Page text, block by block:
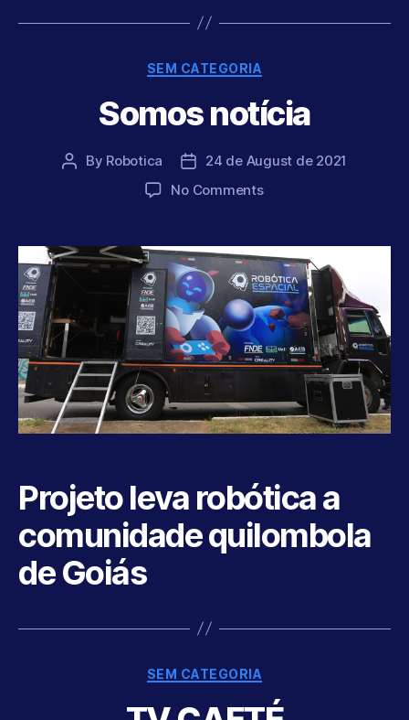
Categories
SEM CATEGORIA
Somos notícia
Post
By Robotica
Post
date
24 de August de 2021
No Commentson
Projeto leva robótica a
comunidade quilombola
de Goiás
Categories
SEM CATEGORIA